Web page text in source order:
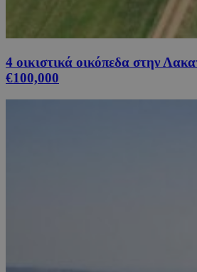
4 οικιστικά οικόπεδα στην
€100,000